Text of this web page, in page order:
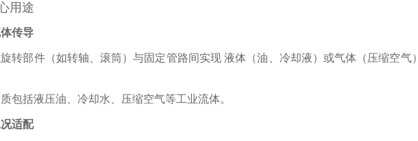
途
传导
转部件（如转轴、滚筒）与固定管路间实现 液体（油、冷却液）或气体（压缩空气）
包括液压油、冷却水、压缩空气等工业流体。
适配